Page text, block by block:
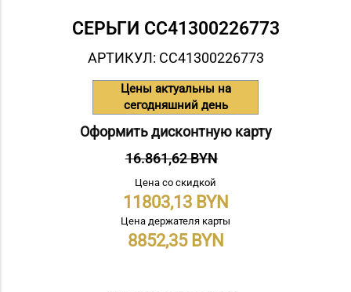
СЕРЬГИ СC41300226773
АРТИКУЛ: СC41300226773
Цены актуальны на
сегодняшний день
Оформить дисконтную карту
16.861,62 BYN
Цена со скидкой
11803,13
Цена держателя карты
8852,35